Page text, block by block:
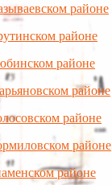
районе
районе
районе
районе
районе
районе
районе